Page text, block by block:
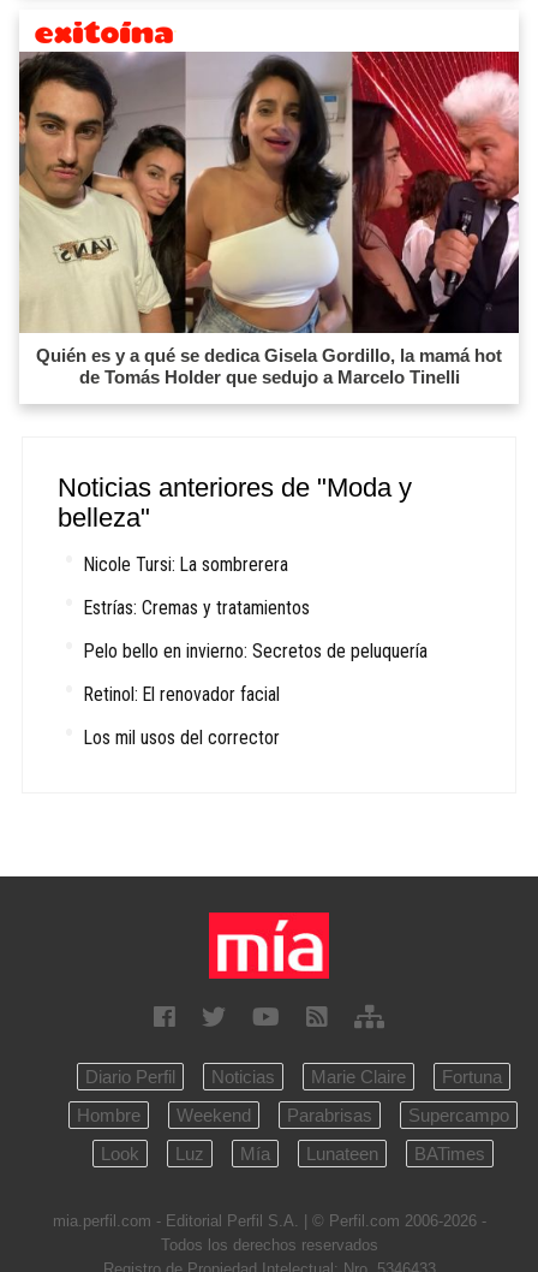
Quién es y a qué se dedica Gisela Gordillo, la mamá hot
de Tomás Holder que sedujo a Marcelo Tinelli
Noticias anteriores de "Moda y
belleza"
Nicole Tursi: La sombrerera
Estrías: Cremas y tratamientos
Pelo bello en invierno: Secretos de peluquería
Retinol: El renovador facial
Los mil usos del corrector
Diario Perfil Noticias Marie Claire
Fortuna
Hombre
Weekend Parabrisas
Supercampo
Look
Luz Mía Lunateen BATimes
mia.perfil.com - Editorial Perfil S.A. | © Perfil.com 2006-2026 -
Todos los derechos reservados